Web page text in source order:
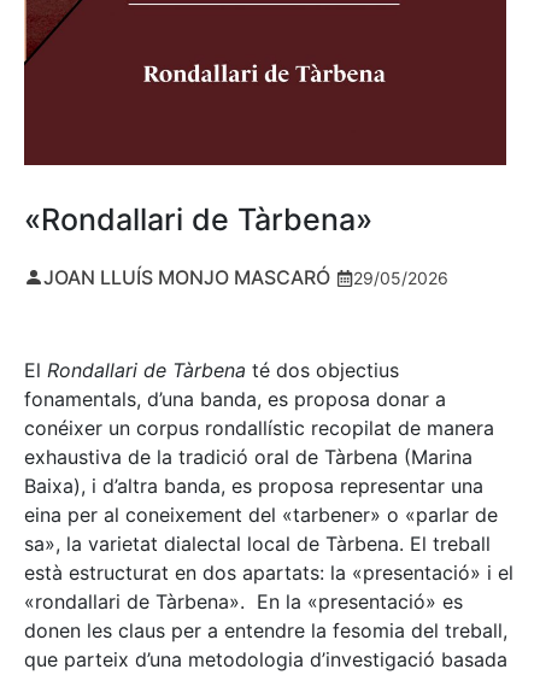
«Rondallari de Tàrbena»
JOAN LLUÍS MONJO MASCARÓ 29/05/2026
El Rondallari de Tàrbena té dos objectius
fonamentals, d’una banda, es proposa donar a
conéixer un corpus rondallístic recopilat de manera
exhaustiva de la tradició oral de Tàrbena (Marina
Baixa), i d’altra banda, es proposa representar una
eina per al coneixement del «tarbener» o «parlar de
sa», la varietat dialectal local de Tàrbena. El treball
està estructurat en dos apartats: la «presentació» i el
«rondallari de Tàrbena». En la «presentació» es
donen les claus per a entendre la fesomia del treball,
que parteix d’una metodologia d’investigació basada